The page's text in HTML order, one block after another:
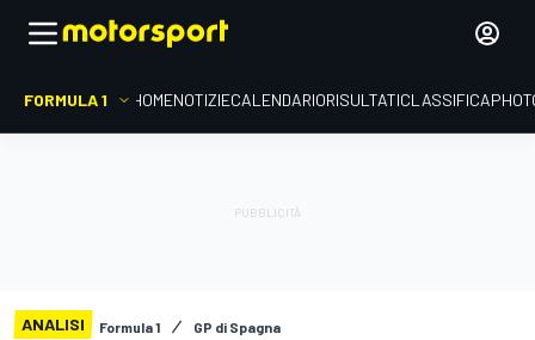
FORMULA 1 HOMENOTIZIECALENDARIORISULTATICLASSIFICA
ANALISI Formula 1 GP di Spagna